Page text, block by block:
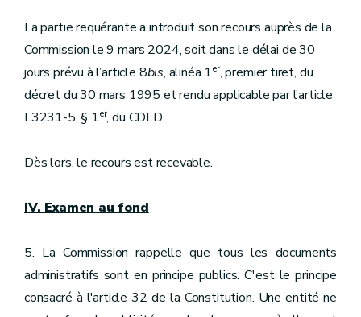
La partie requérante a introduit son recours auprès de la
Commission le 9 mars 2024, soit dans le délai de 30
jours prévu à l’article 8bis, alinéa 1er, premier tiret, du
décret du 30 mars 1995 et rendu applicable par l’article
L3231-5, § 1er, du CDLD.
Dès lors, le recours est recevable.
IV. Examen au fond
5. La Commission rappelle que tous les documents
administratifs sont en principe publics. C'est le principe
consacré à l'article 32 de la Constitution. Une entité ne